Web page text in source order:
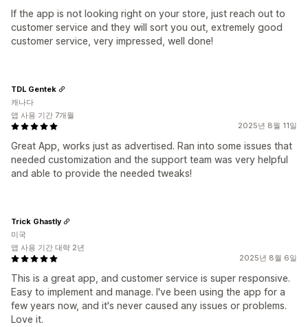
If the app is not looking right on your store, just reach out to
customer service and they will sort you out, extremely good
customer service, very impressed, well done!
2025년 8월 11일
Great App, works just as advertised. Ran into some issues that
needed customization and the support team was very helpful
and able to provide the needed tweaks!
TDL Gentek
캐나다
앱 사용 기간 7개월
2025년 8월 6일
This is a great app, and customer service is super responsive.
Easy to implement and manage. I've been using the app for a
few years now, and it's never caused any issues or problems.
Love it.
Trick Ghastly
미국
앱 사용 기간 대략 2년